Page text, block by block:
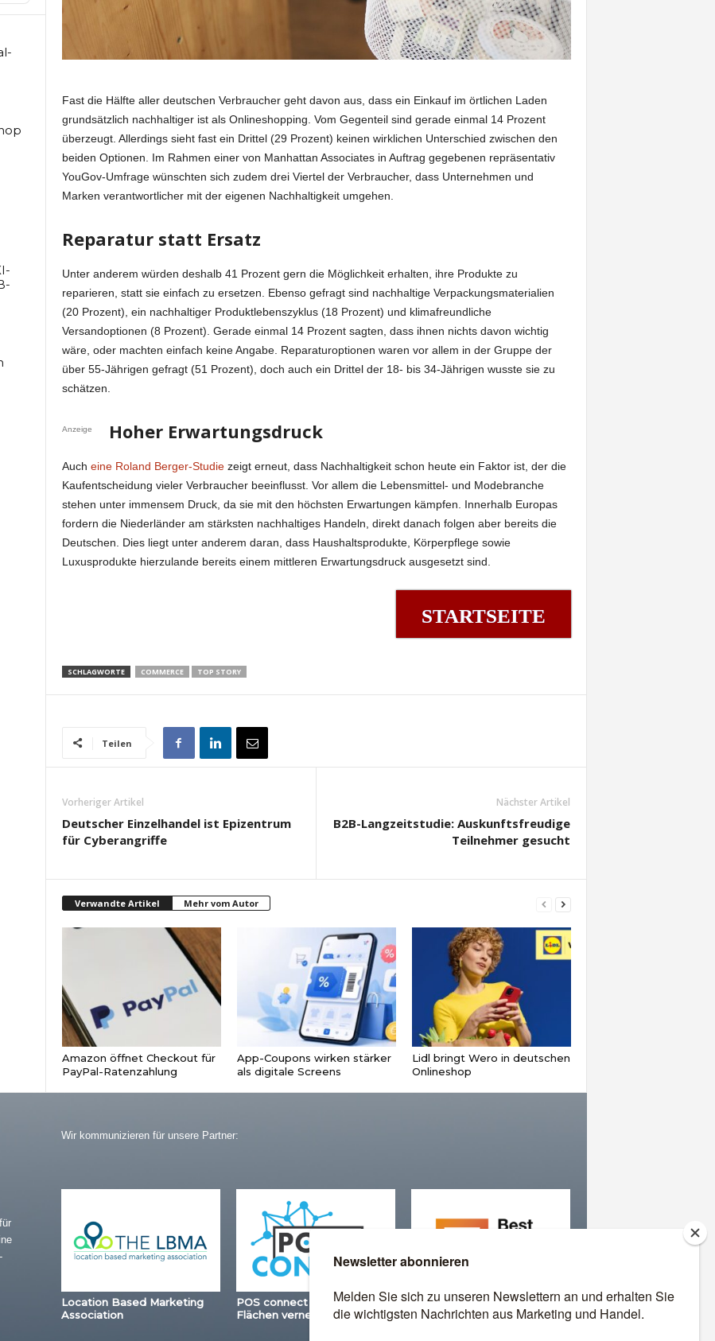
Fast die Hälfte aller deutschen Verbraucher geht davon aus, dass ein Einkauf im örtlichen Laden
grundsätzlich nachhaltiger ist als Onlineshopping. Vom Gegenteil sind gerade einmal 14 Prozent
überzeugt. Allerdings sieht fast ein Drittel (29 Prozent) keinen wirklichen Unterschied zwischen den
beiden Optionen. Im Rahmen einer von Manhattan Associates in Auftrag gegebenen repräsentativ
YouGov-Umfrage wünschten sich zudem drei Viertel der Verbraucher, dass Unternehmen und
Marken verantwortlicher mit der eigenen Nachhaltigkeit umgehen.
Reparatur statt Ersatz
Unter anderem würden deshalb 41 Prozent gern die Möglichkeit erhalten, ihre Produkte zu
reparieren, statt sie einfach zu ersetzen. Ebenso gefragt sind nachhaltige Verpackungsmaterialien
(20 Prozent), ein nachhaltiger Produktlebenszyklus (18 Prozent) und klimafreundliche
Versandoptionen (8 Prozent). Gerade einmal 14 Prozent sagten, dass ihnen nichts davon wichtig
wäre, oder machten einfach keine Angabe. Reparaturoptionen waren vor allem in der Gruppe der
über 55-Jährigen gefragt (51 Prozent), doch auch ein Drittel der 18- bis 34-Jährigen wusste sie zu
schätzen.
Anzeige Hoher Erwartungsdruck
Auch eine Roland Berger-Studiezeigt erneut, dass Nachhaltigkeit schon heute ein Faktor ist, der die
Kaufentscheidung vieler Verbraucher beeinflusst. Vor allem die Lebensmittel- und Modebranche
stehen unter immensem Druck, da sie mit den höchsten Erwartungen kämpfen. Innerhalb Europas
fordern die Niederländer am stärksten nachhaltiges Handeln, direkt danach folgen aber bereits die
Deutschen. Dies liegt unter anderem daran, dass Haushaltsprodukte, Körperpflege sowie
Luxusprodukte hierzulande bereits einem mittleren Erwartungsdruck ausgesetzt sind.
STARTSEITE
SCHLAGWORTE COMMERCE TOP STORY
Teilen
Vorheriger Artikel
Deutscher Einzelhandel ist Epizentrum
für Cyberangriffe
Nächster Artikel
B2B-Langzeitstudie: Auskunftsfreudige
Teilnehmer gesucht
Verwandte Artikel Mehr vom Autor
Amazon öffnet Checkout für
PayPal-Ratenzahlung
App-Coupons wirken stärker
als digitale Screens
Lidl bringt Wero in deutschen
Onlineshop
Wir kommunizieren für unsere Partner:
Location Based Marketing
Association
POS connect – Stationäre
Flächen vernetzen
Best Retail Cases: Die
besten Lösungen für Händler